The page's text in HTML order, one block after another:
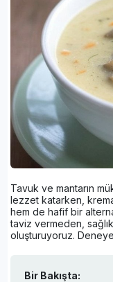
Tavuk ve mantarın
lezzet katarken,
hem de hafif bir
taviz vermeden,
oluşturuyoruz.
Bir Bakışta: